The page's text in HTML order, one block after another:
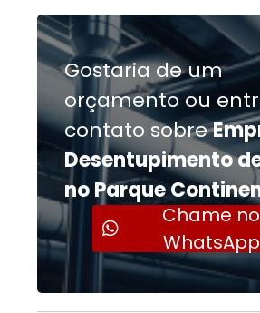
Gostaria de um
orçamento ou
contato sobre
Desentupimento
no Parque
Chame no
WhatsApp